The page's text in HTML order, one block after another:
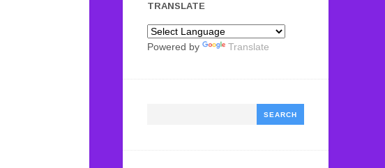
TRANSLATE
Powered by Translate